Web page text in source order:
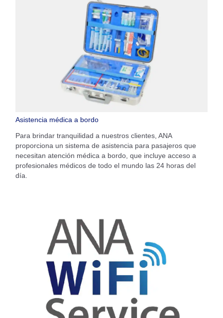
Asistencia médica a bordo
Para brindar tranquilidad a nuestros clientes, ANA
proporciona un sistema de asistencia para pasajeros que
necesitan atención médica a bordo, que incluye acceso a
profesionales médicos de todo el mundo las 24 horas del
día.